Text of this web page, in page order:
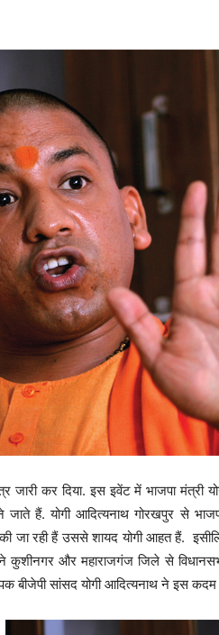
कर दिया. इस इवेंट में भाजपा मंत्री
जाते हैं. योगी आदित्यनाथ गोरखपुर से
की जा रही हैं उससे शायद योगी आहत हैं.
कुशीनगर और महाराजगंज जिले से
बीजेपी सांसद योगी आदित्यनाथ ने इस